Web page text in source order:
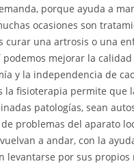
porque ayuda a
ocasiones son
curar una artrosis o una
mejorar la
y la independencia de
la fisioterapia permite que
patologías, sean
problemas del aparato
a andar, con la
levantarse por sus propios